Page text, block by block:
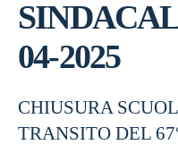
04-2025
CHIUSURA
TRANSITO DEL